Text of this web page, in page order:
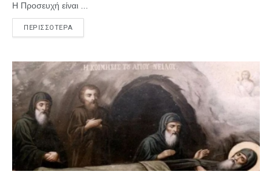
Η Προσευχή είναι ...
ΠΕΡΙΣΣΟΤΕΡΑ